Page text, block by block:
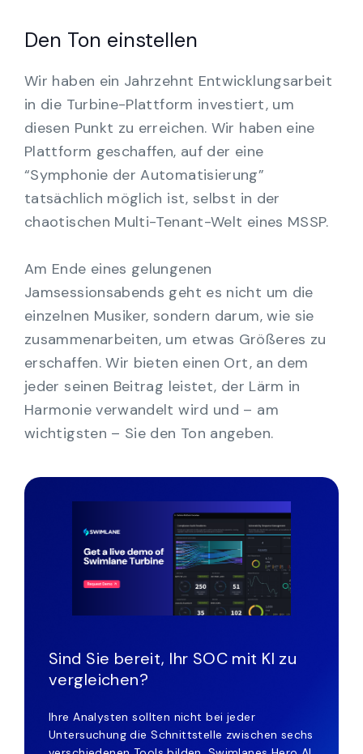
Den Ton einstellen
Wir haben ein Jahrzehnt Entwicklungsarbeit
in die Turbine-Plattform investiert, um
diesen Punkt zu erreichen. Wir haben eine
Plattform geschaffen, auf der eine
“Symphonie der Automatisierung”
tatsächlich möglich ist, selbst in der
chaotischen Multi-Tenant-Welt eines MSSP.
Am Ende eines gelungenen
Jamsessionsabends geht es nicht um die
einzelnen Musiker, sondern darum, wie sie
zusammenarbeiten, um etwas Größeres zu
erschaffen. Wir bieten einen Ort, an dem
jeder seinen Beitrag leistet, der Lärm in
Harmonie verwandelt wird und – am
wichtigsten – Sie den Ton angeben.
Sind Sie bereit, Ihr SOC mit KI zu
vergleichen?
Ihre Analysten sollten nicht bei jeder
Untersuchung die Schnittstelle zwischen sechs